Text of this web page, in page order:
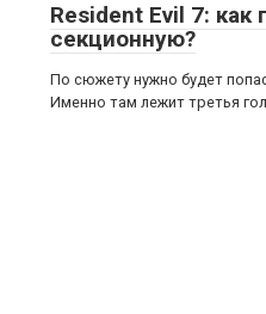
Resident Evil 7: как
секционную?
По сюжету нужно будет
Именно там лежит третья